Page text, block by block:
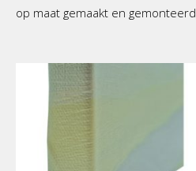
op maat gemaakt en gemonteerd.